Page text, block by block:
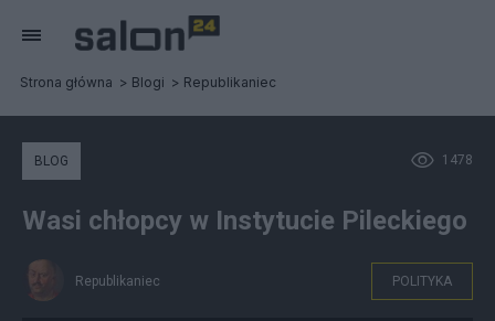
Strona główna Blogi Republikaniec
1478
BLOG
Wasi chłopcy w Instytucie Pileckiego
Republikaniec POLITYKA